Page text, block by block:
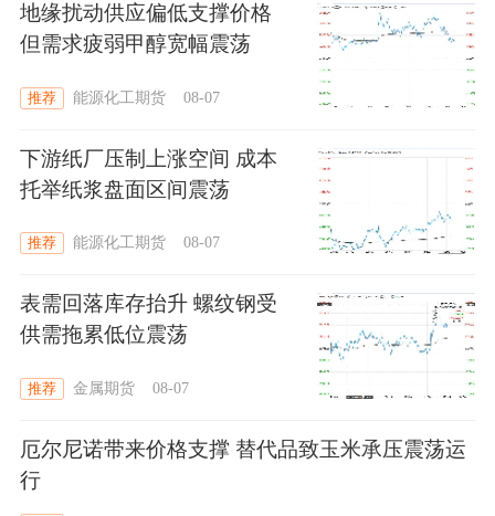
地缘扰动供应偏低支撑价格
但需求疲弱甲醇宽幅震荡
推荐 能源化工期货 08-07
下游纸厂压制上涨空间 成本
托举纸浆盘面区间震荡
推荐 能源化工期货 08-07
表需回落库存抬升 螺纹钢受
供需拖累低位震荡
推荐 金属期货 08-07
厄尔尼诺带来价格支撑 替代品致玉米承压震荡运
行